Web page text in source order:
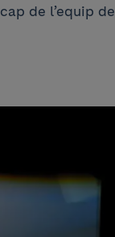
de l’equip de